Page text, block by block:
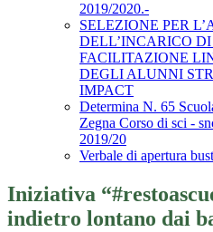
2019/2020.-
SELEZIONE PER
DELL’INCARICO
FACILITAZIONE
DEGLI ALUNNI
IMPACT
Determina N. 65
Zegna Corso di sci -
2019/20
Verbale di apertura
Iniziativa
indietro lontano dai